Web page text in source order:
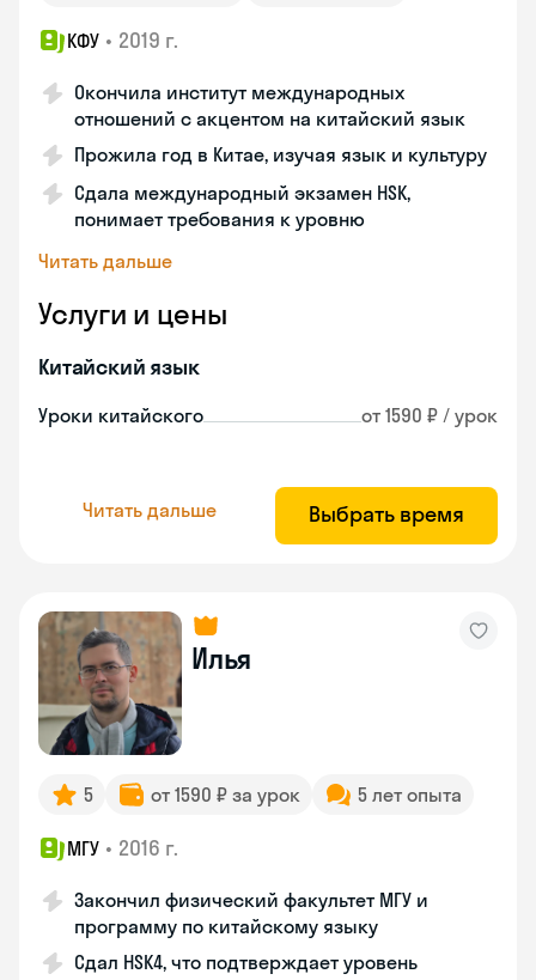
КФУ • 2019 г.
Окончила институт международных
отношений с акцентом на китайский язык
Прожила год в Китае, изучая язык и культуру
Сдала международный экзамен HSK,
понимает требования к уровню
Читать дальше
Услуги и цены
Китайский язык
Уроки китайского от 1590 ₽ / урок
Читать дальше Выбрать время
Илья
5 от 1590 ₽ за урок 5 лет опыта
МГУ • 2016 г.
Закончил физический факультет МГУ и
программу по китайскому языку
Сдал HSK4, что подтверждает уровень